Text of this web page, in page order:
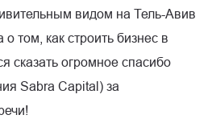
видом на Тель-Авив
том, как строить бизнес в
сказать огромное спасибо
Sabra Capital) за